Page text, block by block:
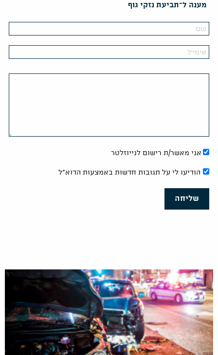
מענה ל־תביעת נזקי גוף
אני מאשר/ת רישום לנייוזלטר
הודיעו לי על תגובות חדשות באמצעות הדוא"ל
שליחה